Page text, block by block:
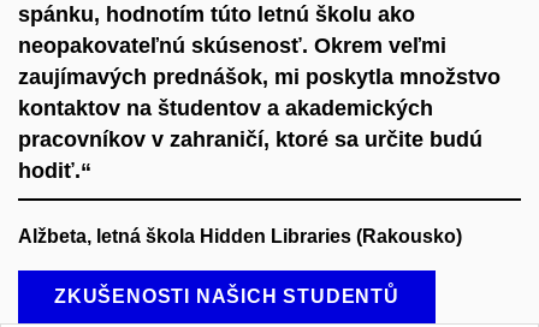
spánku, hodnotím túto letnú školu ako
neopakovateľnú skúsenosť. Okrem veľmi
zaujímavých prednášok, mi poskytla množstvo
kontaktov na študentov a akademických
pracovníkov v zahraničí, ktoré sa určite budú
hodiť.“
Alžbeta, letná škola Hidden Libraries (Rakousko)
ZKUŠENOSTI NAŠICH STUDENTŮ